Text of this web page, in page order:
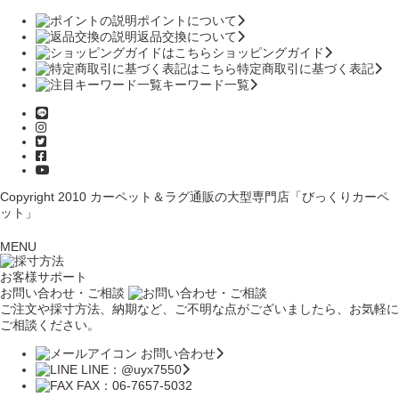
ポイントについて
返品交換について
ショッピングガイド
特定商取引に基づく表記
キーワード一覧
Copyright 2010 カーペット＆ラグ通販の大型専門店「びっくりカーペ
ット」
MENU
お客様サポート
お問い合わせ・ご相談
ご注文や採寸方法、納期など、ご不明な点がございましたら、お気軽に
ご相談ください。
お問い合わせ
LINE：@uyx7550
FAX：06-7657-5032